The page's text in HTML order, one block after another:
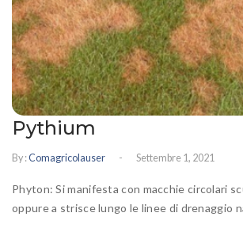
Pythium
By : Comagricolauser - Settembre 1, 2021
Phyton: Si manifesta con macchie circolari
oppure a strisce lungo le linee di drenaggio